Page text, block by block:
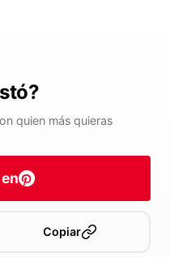
quien más quieras
Copiar